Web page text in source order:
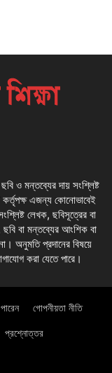
ও মন্তব্যের দায় সংশ্লিষ্ট
কর্তৃপক্ষ এজন্য কোনোভাবেই
লেখক, ছবিসূত্রের বা
বা মন্তব্যের আংশিক বা
অনুমতি প্রদানের বিষয়ে
করা যেতে পারে।
গোপনীয়তা নীতি
প্রশ্নোত্তর